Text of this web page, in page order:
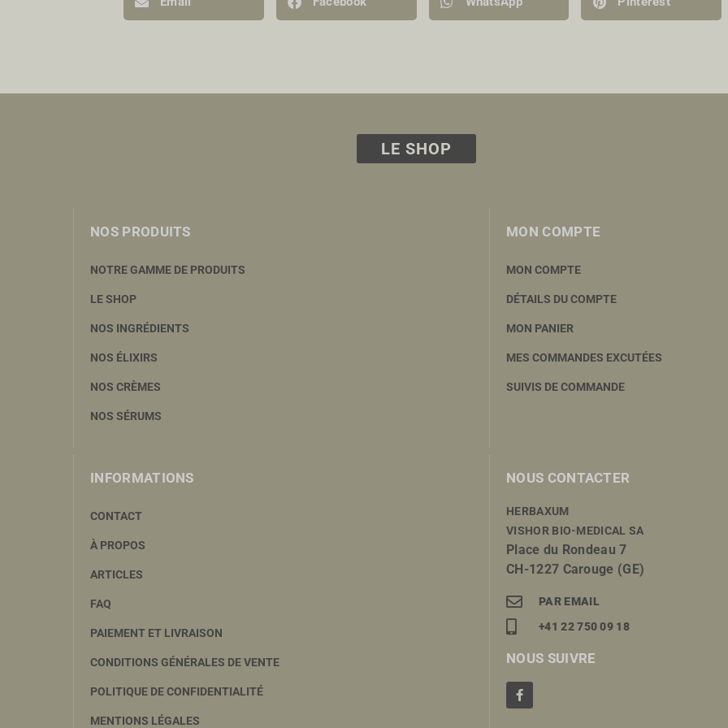
LE SHOP
NOS PRODUITS
NOTRE GAMME DE PRODUITS
LE SHOP
NOS INGRÉDIENTS
NOS ÉLIXIRS
NOS CRÈMES
NOS SÉRUMS
MON COMPTE
MON COMPTE
DÉTAILS DU COMPTE
MON PANIER
MES COMMANDES EXCUTÉES
SUIVIS DE COMMANDE
INFORMATIONS
CONTACT
À PROPOS
ARTICLES
FAQ
PAIEMENT ET LIVRAISON
CONDITIONS GÉNÉRALES DE VENTE
POLITIQUE DE CONFIDENTIALITÉ
MENTIONS LÉGALES
NOUS CONTACTER
HERBAXUM
VISHOR BIO-MEDICAL SA
Place du Rondeau 7
CH-1227 Carouge (GE)
PAR EMAIL
+41 22 750 09 18
NOUS SUIVRE